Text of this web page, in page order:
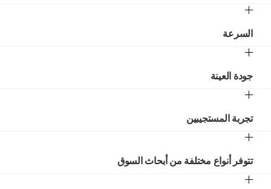
السرعة
جودة العينة
تجربة المستجيبين
تتوفر أنواع مختلفة من أبحاث السوق